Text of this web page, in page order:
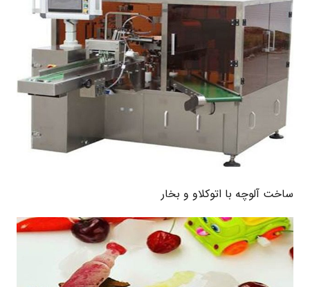
ساخت آلوچه با اتوکلاو و بخار